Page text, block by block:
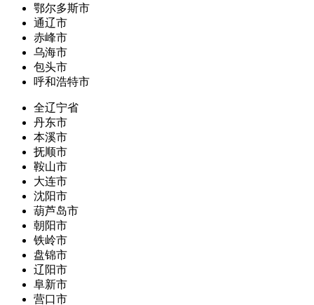
鄂尔多斯市
通辽市
赤峰市
乌海市
包头市
呼和浩特市
全辽宁省
丹东市
本溪市
抚顺市
鞍山市
大连市
沈阳市
葫芦岛市
朝阳市
铁岭市
盘锦市
辽阳市
阜新市
营口市